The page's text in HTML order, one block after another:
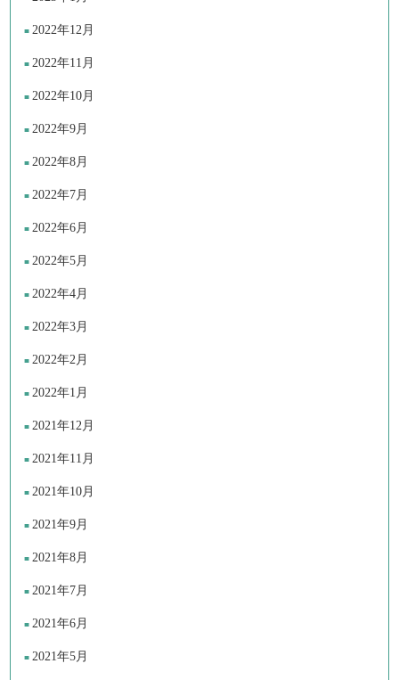
2022年12月
2022年11月
2022年10月
2022年9月
2022年8月
2022年7月
2022年6月
2022年5月
2022年4月
2022年3月
2022年2月
2022年1月
2021年12月
2021年11月
2021年10月
2021年9月
2021年8月
2021年7月
2021年6月
2021年5月